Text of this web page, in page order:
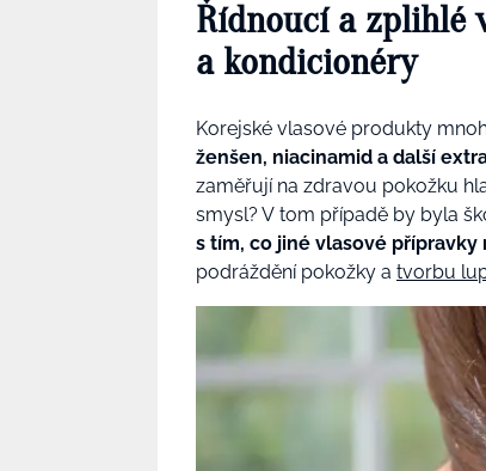
Řídnoucí a zplihlé
a kondicionéry
Korejské vlasové produkty
ženšen, niacinamid a další
zaměřují na zdravou pokožku
smysl? V tom případě by byla
s tím, co jiné vlasové přípravky
podráždění pokožky a tvorbu